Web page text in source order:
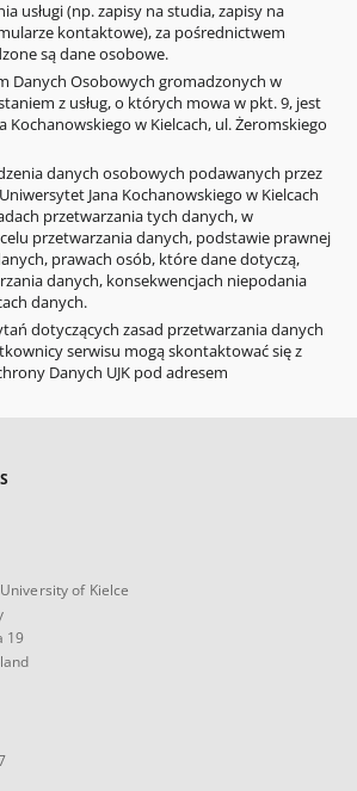
usługi (np. zapisy na studia, zapisy na
kontaktowe), za pośrednictwem
są dane osobowe.
Danych Osobowych gromadzonych w
z usług, o których mowa w pkt. 9, jest
Kochanowskiego w Kielcach, ul. Żeromskiego
danych osobowych podawanych przez
Jana Kochanowskiego w Kielcach
przetwarzania tych danych, w
przetwarzania danych, podstawie prawnej
prawach osób, które dane dotyczą,
danych, konsekwencjach niepodania
danych.
dotyczących zasad przetwarzania danych
serwisu mogą skontaktować się z
Danych UJK pod adresem
of Kielce
19